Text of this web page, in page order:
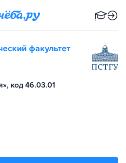
факультет
код 46.03.01